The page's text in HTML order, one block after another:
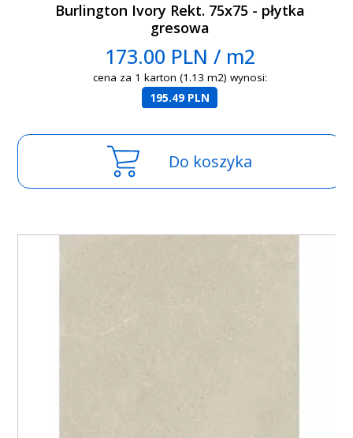
Burlington Ivory Rekt. 75x75 - płytka
gresowa
173.00 PLN / m2
cena za 1 karton (1.13 m2) wynosi:
195.49 PLN
Do koszyka